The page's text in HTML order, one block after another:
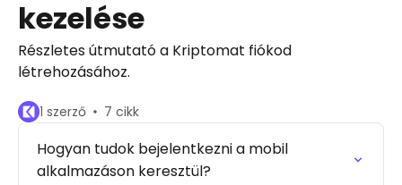
kezelése
Részletes útmutató a Kriptomat fiókod
létrehozásához.
1 szerző 7 cikk
Hogyan tudok bejelentkezni a mobil
alkalmazáson keresztül?